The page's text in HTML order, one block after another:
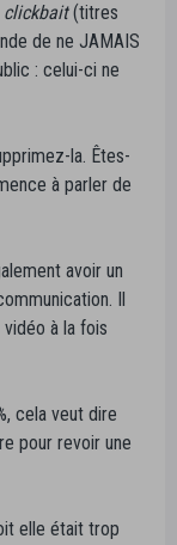
clickbait(titres
de ne JAMAIS
: celui-ci ne
la. Êtes-
à parler de
avoir un
Il
à la fois
cela veut dire
pour revoir une
elle était trop